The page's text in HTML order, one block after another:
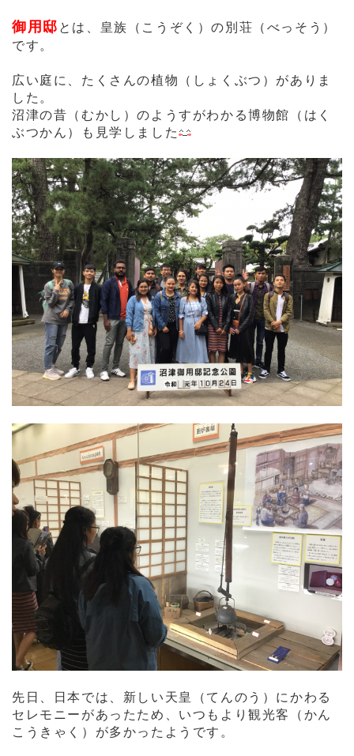
御用邸とは、皇族（こうぞく）の別荘（べっそう）
です。
広い庭に、たくさんの植物（しょくぶつ）がありま
した。
沼津の昔（むかし）のようすがわかる博物館（はく
ぶつかん）も見学しました
先日、日本では、新しい天皇（てんのう）にかわる
セレモニーがあったため、いつもより観光客（かん
こうきゃく）が多かったようです。